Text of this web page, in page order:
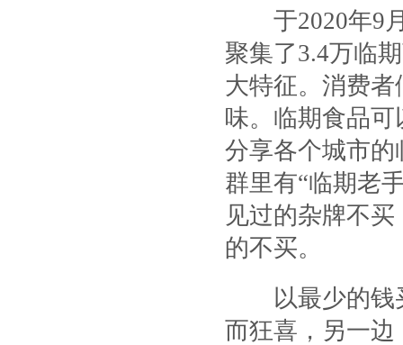
于2020年9月
聚集了3.4万临
大特征。消费
味。临期食品
分享各个城市
群里有“临期老
见过的杂牌不
的不买。
以最少的钱买
而狂喜，另一